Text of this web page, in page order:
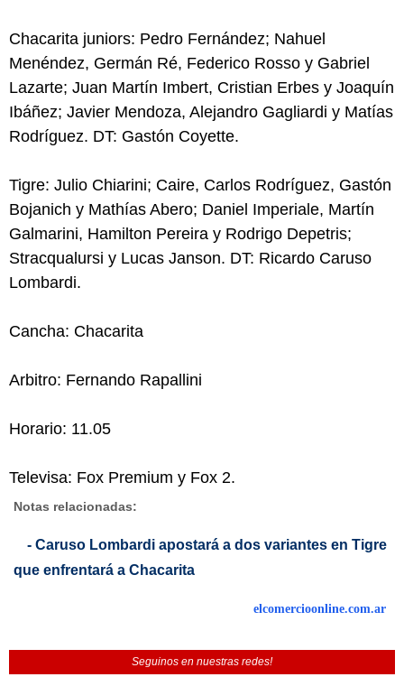
Chacarita juniors: Pedro Fernández; Nahuel
Menéndez, Germán Ré, Federico Rosso y Gabriel
Lazarte; Juan Martín Imbert, Cristian Erbes y Joaquín
Ibáñez; Javier Mendoza, Alejandro Gagliardi y Matías
Rodríguez. DT: Gastón Coyette.
Tigre: Julio Chiarini; Caire, Carlos Rodríguez, Gastón
Bojanich y Mathías Abero; Daniel Imperiale, Martín
Galmarini, Hamilton Pereira y Rodrigo Depetris;
Stracqualursi y Lucas Janson. DT: Ricardo Caruso
Lombardi.
Cancha: Chacarita
Arbitro: Fernando Rapallini
Horario: 11.05
Televisa: Fox Premium y Fox 2.
Notas relacionadas:
- Caruso Lombardi apostará a dos variantes en Tigre
que enfrentará a Chacarita
elcomercioonline.com.ar
Seguinos en nuestras redes!